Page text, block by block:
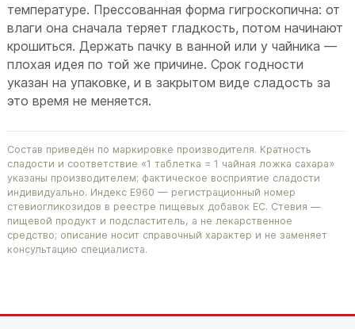
температуре. Прессованная форма гигроскопична: от
влаги она сначала теряет гладкость, потом начинают
крошиться. Держать пачку в ванной или у чайника —
плохая идея по той же причине. Срок годности
указан на упаковке, и в закрытом виде сладость за
это время не меняется.
Состав приведён по маркировке производителя. Кратность
сладости и соответствие «1 таблетка = 1 чайная ложка сахара»
указаны производителем; фактическое восприятие сладости
индивидуально. Индекс E960 — регистрационный номер
стевиогликозидов в реестре пищевых добавок ЕС. Стевия —
пищевой продукт и подсластитель, а не лекарственное
средство; описание носит справочный характер и не заменяет
консультацию специалиста.